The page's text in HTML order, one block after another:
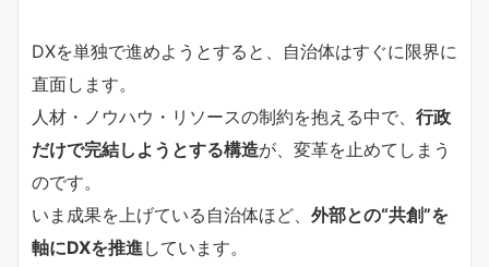
DXを単独で進めようとすると、自治体はすぐに限界に
直面します。
人材・ノウハウ・リソースの制約を抱える中で、 行政
だけで完結しようとする構造が、変革を止めてしまう
のです。
いま成果を上げている自治体ほど、 外部との“共創”を
軸にDXを推進 しています。